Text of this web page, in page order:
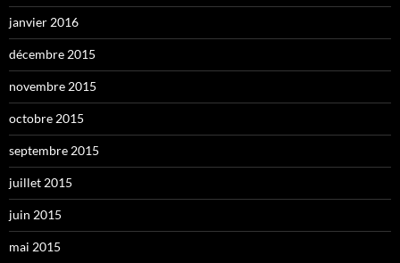
janvier 2016
décembre 2015
novembre 2015
octobre 2015
septembre 2015
juillet 2015
juin 2015
mai 2015